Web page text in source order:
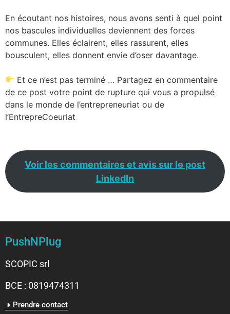
En écoutant nos histoires, nous avons senti à quel point
nos bascules individuelles deviennent des forces
communes. Elles éclairent, elles rassurent, elles
bousculent, elles donnent envie d’oser davantage.
Et ce n’est pas terminé … Partagez en commentaire
de ce post votre point de rupture qui vous a propulsé
dans le monde de l’entrepreneuriat ou de
l’EntrepreCoeuriat
Voir les commentaires et avis sur le post
LinkedIn
PushNPlug
SCOPIC srl
BCE : 0819474311
Prendre contact